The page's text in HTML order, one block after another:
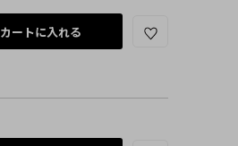
カートに入れる